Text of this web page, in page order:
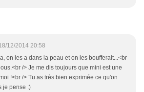
12/2014 20:58
on les a dans la peau et on les boufferait...<br
/> Je me dis toujours que mini est une
!<br /> Tu as très bien exprimée ce qu'on
je pense :)